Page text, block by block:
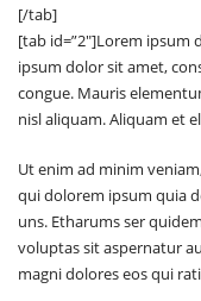
[/tab]
[tab id=”2″]Lorem ipsum
ipsum dolor sit amet,
congue. Mauris
nisl aliquam. Aliquam et
Ut enim ad minim
qui dolorem ipsum quia
uns. Etharums ser
voluptas sit aspernatur
magni dolores eos qui